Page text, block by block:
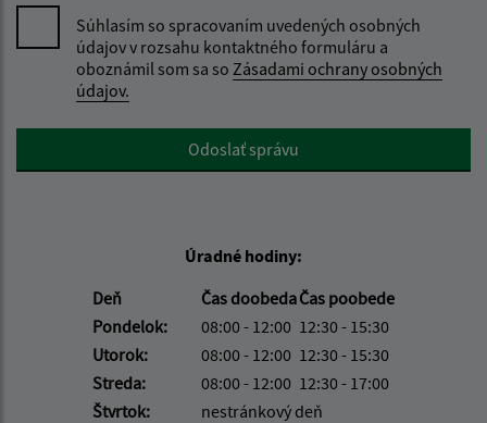
Súhlasím so spracovaním uvedených osobných
údajov v rozsahu kontaktného formuláru a
oboznámil som sa so Zásadami ochrany osobných
údajov.
Google reCaptcha ResponseOdoslať správu
Úradné hodiny:
Deň
Čas doobedaČas poobede
Pondelok:
08:00 - 12:00 12:30 - 15:30
Utorok:
08:00 - 12:00 12:30 - 15:30
Streda:
08:00 - 12:00 12:30 - 17:00
Štvrtok:
nestránkový deň